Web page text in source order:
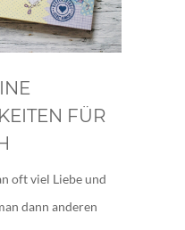
FÜR
oft viel Liebe und
dann anderen